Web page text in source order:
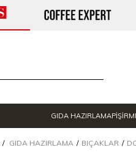
GIDA HAZIRLAMA
GIDA HAZIRLAMA BIÇAKLAR